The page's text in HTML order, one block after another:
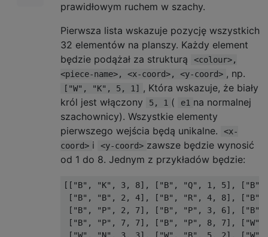
prawidłowym ruchem w szachy.
Pierwsza lista wskazuje pozycję wszystkich
32 elementów na planszy. Każdy element
będzie podążał za strukturą
<colour>,
<piece-name>, <x-coord>, <y-coord> , np.
["W", "K", 5, 1]
, Która wskazuje, że biały
król jest włączony
5, 1 ( e1 na normalnej
szachownicy). Wszystkie elementy
pierwszego wejścia będą unikalne.
<x-
coord> i <y-coord> zawsze będzie wynosić
od 1 do 8. Jednym z przykładów będzie:
[["B", "K", 3, 8], ["B", "Q", 1, 5],
["B", "B", 2, 4], ["B", "R", 4, 8],
["B", "P", 2, 7], ["B", "P", 3, 6],
["B", "P", 7, 7], ["B", "P", 8, 7],